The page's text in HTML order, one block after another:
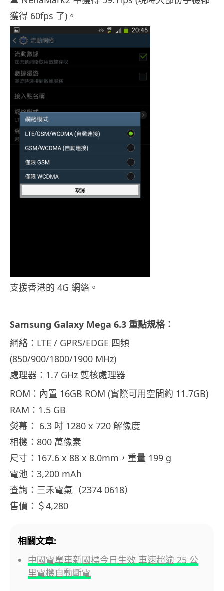
獲得 60fps 了)。
支援香港的 4G 網絡。
Samsung Galaxy Mega 6.3 重點規格：
網絡：LTE / GPRS/EDGE 四頻
(850/900/1800/1900 MHz)
處理器：1.7 GHz 雙核處理器
ROM：內置 16GB ROM (實際可用空間約 11.7GB)
RAM：1.5 GB
熒幕： 6.3 吋 1280 x 720 解像度
相機：800 萬像素
尺寸：167.6 x 88 x 8.0mm，重量 199 g
電池：3,200 mAh
查詢：三禾電氣（2374 0618）
售價：＄4,280
相關文章:
中國電單車新國標今日生效 車速超逾 25 公
里電機自動斷電